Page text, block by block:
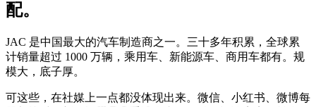
配。
JAC 是中国最大的汽车制造商之一。三十多年积累，全球累
计销量超过 1000 万辆，乘用车、新能源车、商用车都有。规
模大，底子厚。
可这些，在社媒上一点都没体现出来。微信、小红书、微博每